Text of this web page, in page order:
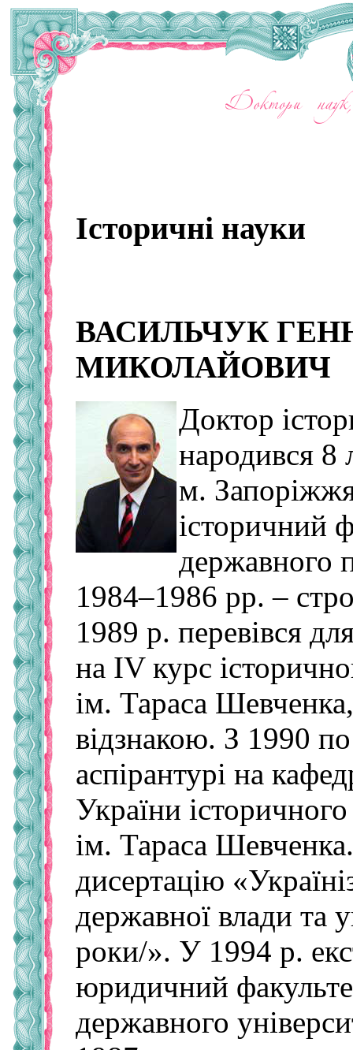
Історичні науки
ВАСИЛЬЧУК
МИКОЛАЙОВИЧ
Доктор
народився 8
м.
історичний
державного
1984–1986 рр. –
1989 р. перевівся
на ІV курс
ім. Тараса
відзнакою. З 1990
аспірантурі на
України
ім. Тараса
ди­сертацію
державної влади та
роки/». У 1994 р.
юридичний
державного